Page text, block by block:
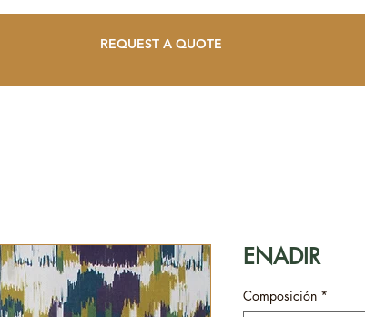
REQUEST A QUOTE
ENADIR
Composición *